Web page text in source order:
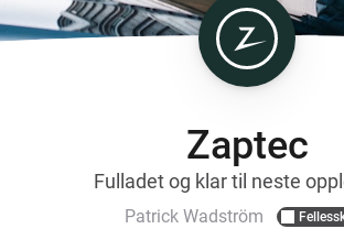
Zaptec
Fulladet og klar til neste
Patrick Wadström